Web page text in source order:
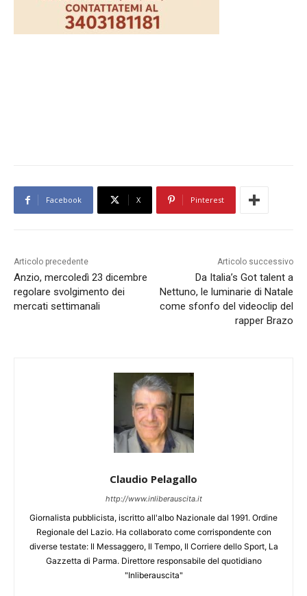
Facebook X Pinterest
Articolo precedente
Anzio, mercoledì 23 dicembre
regolare svolgimento dei
mercati settimanali
Articolo successivo
Da Italia’s Got talent a
Nettuno, le luminarie di Natale
come sfonfo del videoclip del
rapper Brazo
Claudio Pelagallo
http://www.inliberauscita.it
Giornalista pubblicista, iscritto all'albo Nazionale dal 1991. Ordine
Regionale del Lazio. Ha collaborato come corrispondente con
diverse testate: Il Messaggero, Il Tempo, Il Corriere dello Sport, La
Gazzetta di Parma. Direttore responsabile del quotidiano
"Inliberauscita"